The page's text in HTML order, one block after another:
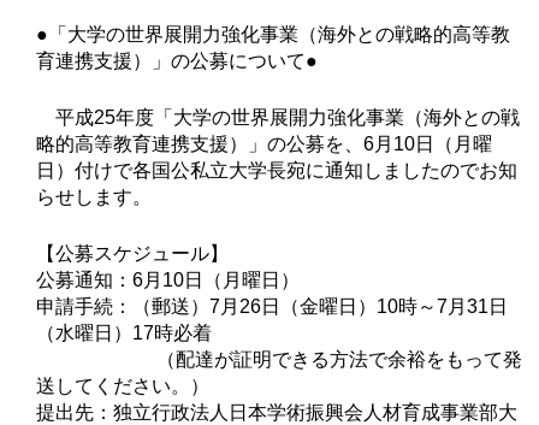
●「大学の世界展開力強化事業（海外との戦略的高等教
育連携支援）」の公募について●
平成25年度「大学の世界展開力強化事業（海外との戦
略的高等教育連携支援）」の公募を、6月10日（月曜
日）付けで各国公私立大学長宛に通知しましたのでお知
らせします。
【公募スケジュール】
公募通知：6月10日（月曜日）
申請手続：（郵送）7月26日（金曜日）10時～7月31日
（水曜日）17時必着
（配達が証明できる方法で余裕をもって発
送してください。）
提出先：独立行政法人日本学術振興会人材育成事業部大